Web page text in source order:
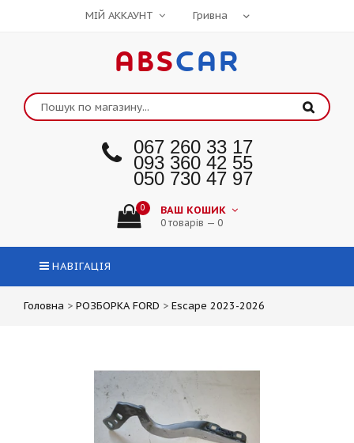
МІЙ АККАУНТ
ABSCAR
067 260 33 17
093 360 42 55
050 730 47 97
0 ВАШ КОШИК
0 товарів — 0
НАВІГАЦІЯ
Головна > РОЗБОРКА FORD > Escape 2023-2026